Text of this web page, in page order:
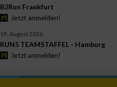
B2Run Frankfurt
Jetzt anmelden!
19. August 2026
RUN5 TEAMSTAFFEL - Hamburg
Jetzt anmelden!